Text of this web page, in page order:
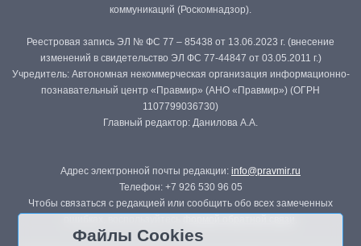
коммуникаций (Роскомнадзор).
Реестровая запись ЭЛ № ФС 77 – 85438 от 13.06.2023 г. (внесение
изменений в свидетельство ЭЛ ФС 77-44847 от 03.05.2011 г.)
Учредитель: Автономная некоммерческая организация информационно-
познавательный центр «Правмир» (АНО «Правмир») (ОГРН
1107799036730)
Главный редактор: Данилова А.А.
Адрес электронной почты редакции: info@pravmir.ru
Телефон: +7 926 530 96 05
Чтобы связаться с редакцией или сообщить обо всех замеченных
Файлы Cookies